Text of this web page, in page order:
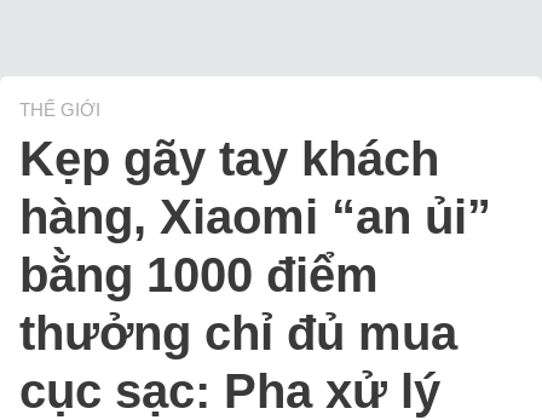
THẾ GIỚI
Kẹp gãy tay khách
hàng, Xiaomi “an ủi”
bằng 1000 điểm
thưởng chỉ đủ mua
cục sạc: Pha xử lý